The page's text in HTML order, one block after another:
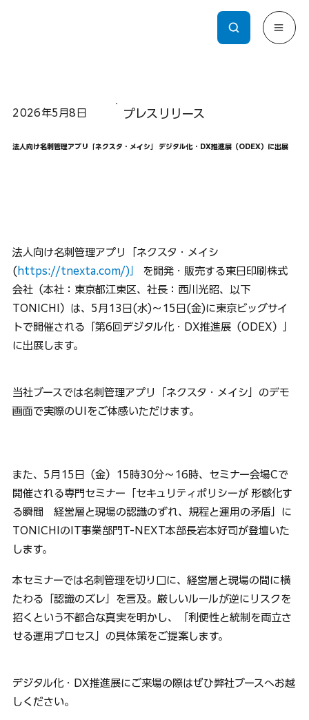
2026年5月8日 プレスリリース
法人向け名刺管理アプリ「ネクスタ・メイシ」 デジタル化・DX推進展（ODEX）に出展
法人向け名刺管理アプリ「ネクスタ・メイシ
( https://tnexta.com/)」
を開発・販売する東日印刷株式
会社（本社：東京都江東区、社長：西川光昭、以下
TONICHI）は、5月13日(水)～15日(金)に東京ビッグサイ
トで開催される「第6回デジタル化・DX推進展（ODEX）」
に出展します。
当社ブースでは名刺管理アプリ「ネクスタ・メイシ」のデモ
画面で実際のUIをご体感いただけます。
また、5月15日（金）15時30分～16時、セミナー会場Cで
開催される専門セミナー「セキュリティポリシーが 形骸化す
る瞬間　経営層と現場の認識のずれ、規程と運⽤の⽭盾」に
TONICHIのIT事業部門T-NEXT本部長岩本好司が登壇いた
します。
本セミナーでは名刺管理を切り口に、経営層と現場の間に横
たわる「認識のズレ」を言及。厳しいルールが逆にリスクを
招くという不都合な真実を明かし、「利便性と統制を両立さ
せる運用プロセス」の具体策をご提案します。
デジタル化・DX推進展にご来場の際はぜひ弊社ブースへお越
しください。